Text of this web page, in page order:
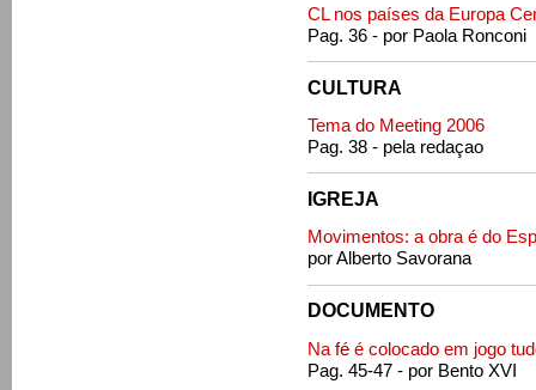
CL nos países da Europa
Pag. 36 - por Paola Ronconi
CULTURA
Tema do Meeting 2006
Pag. 38 - pela redaçao
IGREJA
Movimentos: a obra é do
por Alberto Savorana
DOCUMENTO
Na fé é colocado em jogo
Pag. 45-47 - por Bento XVI